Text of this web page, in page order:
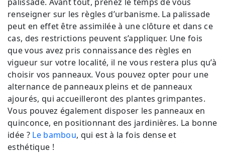
renseigner sur les règles d’urbanisme. La palissade
peut en effet être assimilée à une clôture et dans ce
cas, des restrictions peuvent s’appliquer. Une fois
que vous avez pris connaissance des règles en
vigueur sur votre localité, il ne vous restera plus qu’à
choisir vos panneaux. Vous pouvez opter pour une
alternance de panneaux pleins et de panneaux
ajourés, qui accueilleront des plantes grimpantes.
Vous pouvez également disposer les panneaux en
quinconce, en positionnant des jardinières. La bonne
idée ? Le bambou, qui est à la fois dense et
esthétique !